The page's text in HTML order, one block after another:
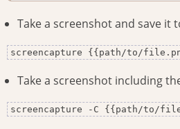
Take a screenshot and save it
screencapture {{path/to/
Take a screenshot including
screencapture -C {{path/to/